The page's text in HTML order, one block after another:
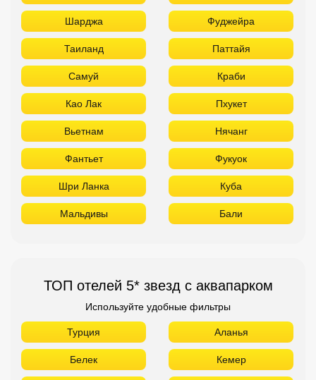
Шарджа Фуджейра
Таиланд Паттайя
Самуй Краби
Као Лак Пхукет
Вьетнам Нячанг
Фантьет Фукуок
Шри Ланка Куба
Мальдивы Бали
ТОП отелей 5* звезд с аквапарком
Используйте удобные фильтры
Турция Аланья
Белек Кемер